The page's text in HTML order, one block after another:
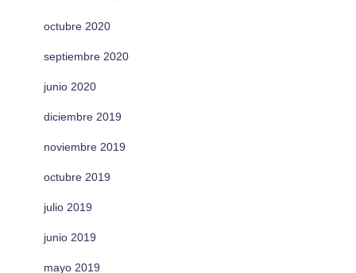
octubre 2020
septiembre 2020
junio 2020
diciembre 2019
noviembre 2019
octubre 2019
julio 2019
junio 2019
mayo 2019